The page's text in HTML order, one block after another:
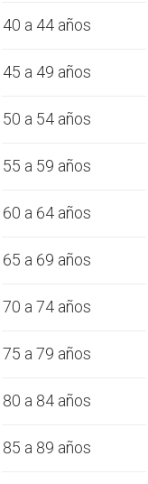
40 a 44 años
45 a 49 años
50 a 54 años
55 a 59 años
60 a 64 años
65 a 69 años
70 a 74 años
75 a 79 años
80 a 84 años
85 a 89 años